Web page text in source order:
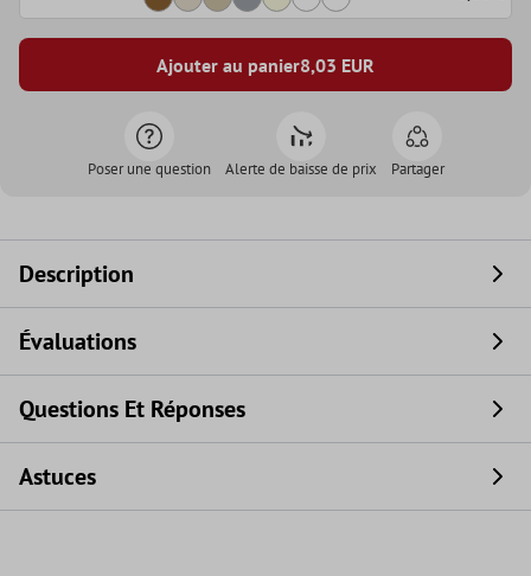
Ajouter au panier8,03 EUR
Poser une question Alerte de baisse de prix Partager
Description
Évaluations
Questions Et Réponses
Astuces